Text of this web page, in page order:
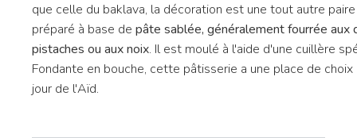
que celle du baklava, la décoration est une tout autre
préparé à base de pâte sablée, généralement fourrée aux
pistaches ou aux noix. Il est moulé à l'aide d'une cuillère
Fondante en bouche, cette pâtisserie a une place de
jour de l'Aïd.